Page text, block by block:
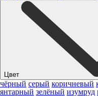
Цвет
чёрный серый коричневый
янтарный зелёный изумруд